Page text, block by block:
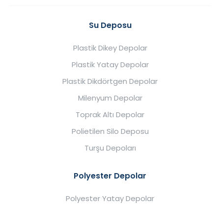
Su Deposu
Plastik Dikey Depolar
Plastik Yatay Depolar
Plastik Dikdörtgen Depolar
Milenyum Depolar
Toprak Altı Depolar
Polietilen Silo Deposu
Turşu Depoları
Polyester Depolar
Polyester Yatay Depolar